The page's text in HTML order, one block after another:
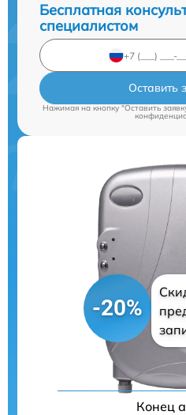
Бесплатная
специалистом
Оставить
Нажимая на кнопку "Оставить
-20%
Конец